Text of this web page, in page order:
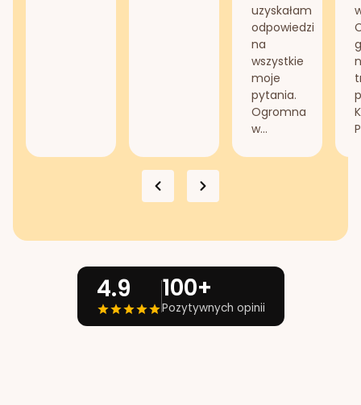
uzyskałam
odpowiedzi
na
wszystkie
moje
pytania.
Ogromna
w...
4.9 100+
Pozytywnych opinii